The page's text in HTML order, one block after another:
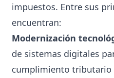
impuestos. Entre sus
encuentran:
Modernización
de sistemas digitales
cumplimiento tributario